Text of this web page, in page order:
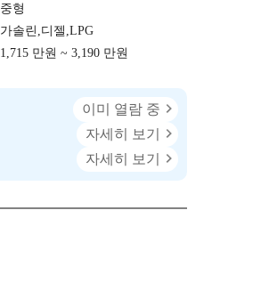
중형
가솔린,디젤,LPG
1,715 만원 ~ 3,190 만원
이미 열람 중
자세히 보기
자세히 보기